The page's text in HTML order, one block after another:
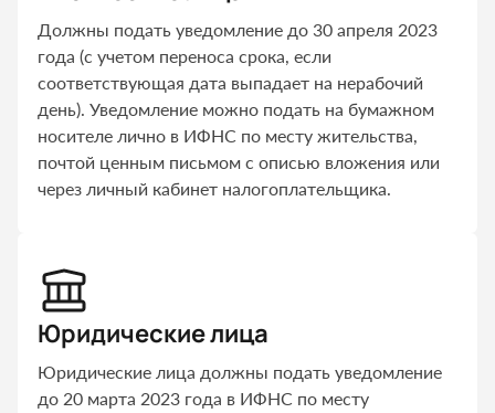
Должны подать уведомление до 30 апреля 2023
года (с учетом переноса срока, если
соответствующая дата выпадает на нерабочий
день). Уведомление можно подать на бумажном
носителе лично в ИФНС по месту жительства,
почтой ценным письмом с описью вложения или
через личный кабинет налогоплательщика.
Юридические лица
Юридические лица должны подать уведомление
до 20 марта 2023 года в ИФНС по месту